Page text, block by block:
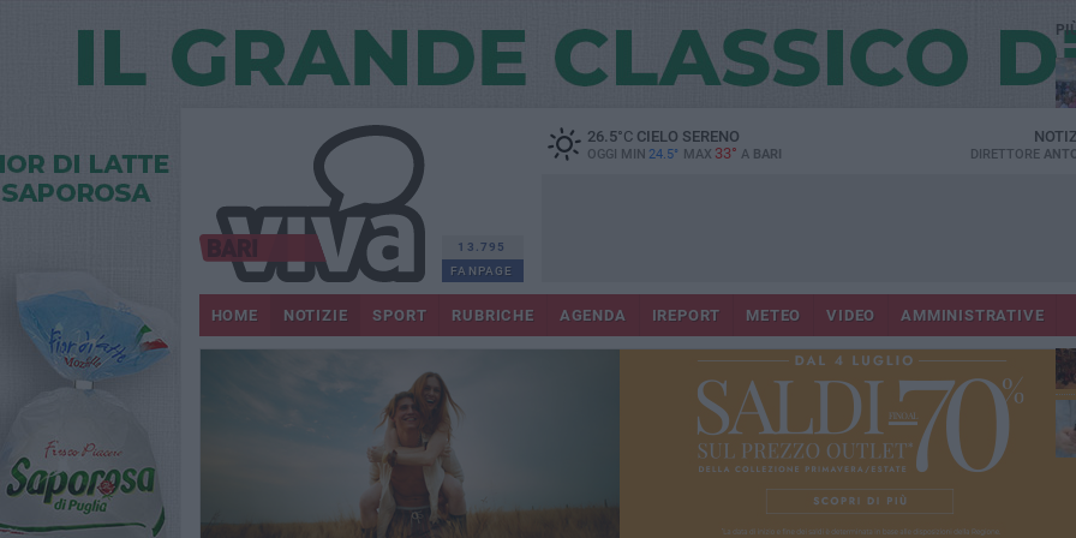
13.795
FANPAGE
26.5°CCIELO SERENO
OGGI MIN 24.5° MAX 33° A BARI DIRETTORE
HOME NOTIZIE SPORT RUBRICHE AGENDA IREPORT METEO VIDEO AMMINISTRATIVE